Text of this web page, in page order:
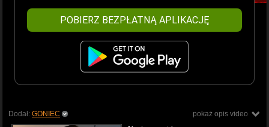
POBIERZ BEZPŁATNĄ APLIKACJĘ
pokaż opis video
Dodał: GONIEC